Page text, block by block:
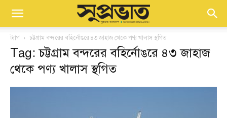
ট্যাগ চট্টগ্রাম বন্দরের বহির্নোঙরে ৪৩ জাহাজ থেকে পণ্য খালাস স্থগিত
Tag: চট্টগ্রাম বন্দরের বহির্নোঙরে ৪৩ জাহাজ
থেকে পণ্য খালাস স্থগিত